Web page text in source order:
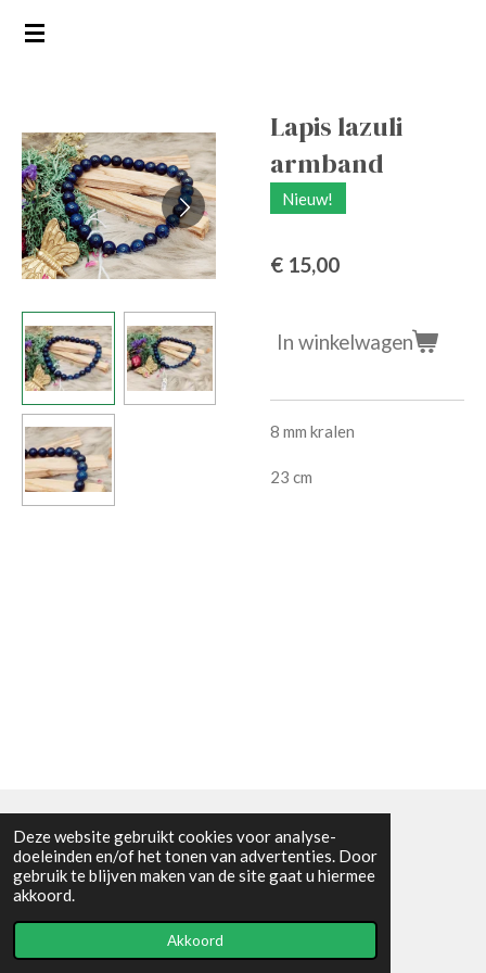
Deze website gebruikt cookies voor analyse-
doeleinden en/of het tonen van advertenties. Door
gebruik te blijven maken van de site gaat u hiermee
akkoord.
Akkoord
Ga
hoofdinhoud
Lapis lazuli
armband
Nieuw!
€ 15,00
In winkelwagen
8 mm kralen
23 cm
Algemene voorwaarden
© 2021 - RC en mineralenshop Het vlinderpad